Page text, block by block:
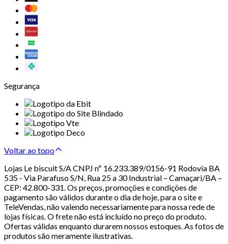
Segurança
Voltar ao topo
Lojas Le biscuit S/A CNPJ nº 16.233.389/0156-91 Rodovia BA
535 - Via Parafuso S/N, Rua 25 a 30 Industrial – Camaçari/BA –
CEP: 42.800-331. Os preços, promoções e condições de
pagamento são válidos durante o dia de hoje, para o site e
TeleVendas, não valendo necessariamente para nossa rede de
lojas físicas. O frete não está incluído no preço do produto.
Ofertas válidas enquanto durarem nossos estoques. As fotos de
produtos são meramente ilustrativas.